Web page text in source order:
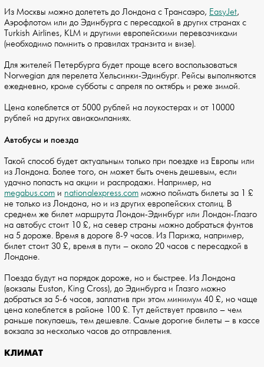
Из Москвы можно долететь до Лондона с Трансаэро, EasyJet,
Аэрофлотом или до Эдинбурга с пересадкой в других странах с
Turkish Airlines, KLM и другими европейскими перевозчиками
(необходимо помнить о правилах транзита и визе).
Для жителей Петербурга будет проще всего воспользоваться
Norwegian для перелета Хельсинки-Эдинбург. Рейсы выполняются
ежедневно, кроме субботы с апреля по октябрь и реже зимой.
Цена колеблется от 5000 рублей на лоукостерах и от 10000
рублей на других авиакомпаниях.
Автобусы и поезда
Такой способ будет актуальным только при поездке из Европы или
из Лондона. Более того, он может быть очень дешевым, если
удачно попасть на акции и распродажи. Например, на
megabus.com и nationalexpress.com можно поймать билеты за 1 £
не только из Лондона, но и из других европейских столиц. В
среднем же билет маршрута Лондон-Эдинбург или Лондон-Глазго
на автобус стоит 10 £, на север страны можно добраться фунтов
на 5 дороже. Время в дороге 8-9 часов. Из Парижа, например,
билет стоит 30 £, время в пути – около 20 часов с пересадкой в
Лондоне.
Поезда будут на порядок дороже, но и быстрее. Из Лондона
(вокзалы Euston, King Cross), до Эдинбурга и Глазго можно
добраться за 5-6 часов, заплатив при этом минимум 40 £, но чаще
цена колеблется в районе 100 £. Тут действует правило – чем
раньше покупаешь, тем дешевле. Самые дорогие билеты – в кассе
вокзала за несколько часов до отправления.
КЛИМАТ